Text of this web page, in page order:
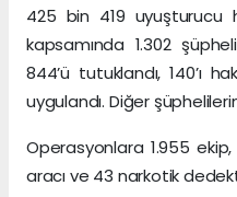
425 bin 419 uyuşturucu
kapsamında 1.302
844’ü tutuklandı, 140’ı
uygulandı. Diğer
Operasyonlara 1.955
aracı ve 43 narkotik